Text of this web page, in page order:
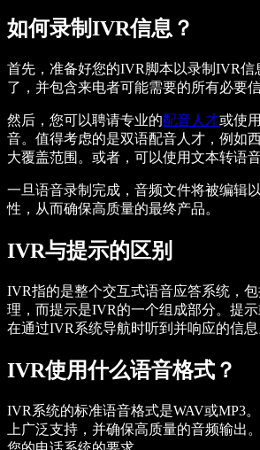
如何录制IVR信息？
首先，准备好您的IVR脚本以录制IVR信
了，并包含来电者可能需要的所有必要信
然后，您可以聘请专业的配音人才或使
音。值得考虑的是双语配音人才，例如
大覆盖范围。或者，可以使用文本转语
一旦语音录制完成，音频文件将被编辑
性，从而确保高质量的最终产品。
IVR与提示的区别
IVR指的是整个交互式语音应答系统，
理，而提示是IVR的一个组成部分。提
在通过IVR系统导航时听到并响应的信息
IVR使用什么语音格式？
IVR系统的标准语音格式是WAV或MP3
上广泛支持，并确保高质量的音频输出